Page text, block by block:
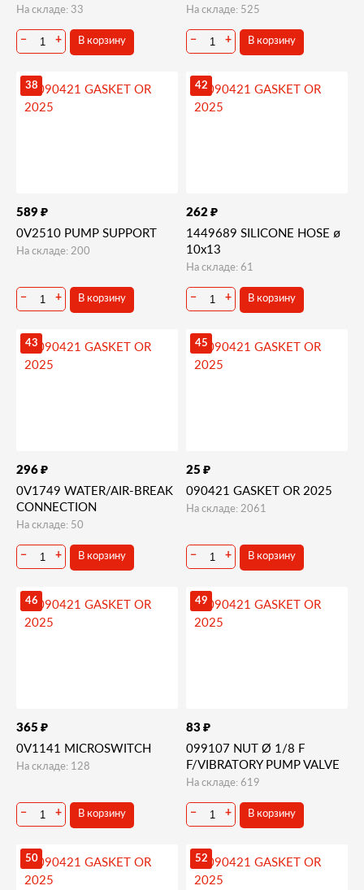
На складе: 33
− + В корзину
На складе: 525
− + В корзину
38
589 ₽
0V2510 PUMP SUPPORT
На складе: 200
− + В корзину
42
262 ₽
1449689 SILICONE HOSE ø
10x13
На складе: 61
− + В корзину
43
296 ₽
0V1749 WATER/AIR-BREAK
CONNECTION
На складе: 50
− + В корзину
45
25 ₽
090421 GASKET OR 2025
На складе: 2061
− + В корзину
46
365 ₽
0V1141 MICROSWITCH
На складе: 128
− + В корзину
49
83 ₽
099107 NUT Ø 1/8 F
F/VIBRATORY PUMP VALVE
На складе: 619
− + В корзину
50 52